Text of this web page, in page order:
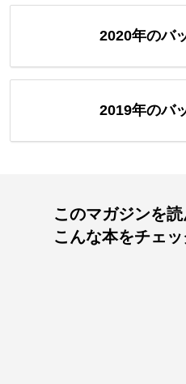
2020年のバ
2019年のバ
このマガジンを
こんな本をチェ